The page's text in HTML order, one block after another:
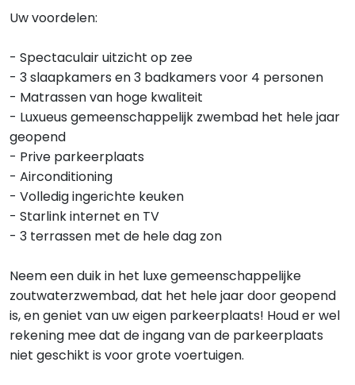
Uw voordelen:
- Spectaculair uitzicht op zee
- 3 slaapkamers en 3 badkamers voor 4 personen
- Matrassen van hoge kwaliteit
- Luxueus gemeenschappelijk zwembad het hele jaar
geopend
- Prive parkeerplaats
- Airconditioning
- Volledig ingerichte keuken
- Starlink internet en TV
- 3 terrassen met de hele dag zon
Neem een duik in het luxe gemeenschappelijke
zoutwaterzwembad, dat het hele jaar door geopend
is, en geniet van uw eigen parkeerplaats! Houd er wel
rekening mee dat de ingang van de parkeerplaats
niet geschikt is voor grote voertuigen.